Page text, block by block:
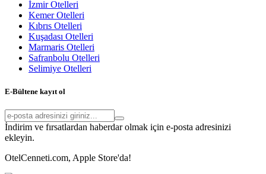
İzmir Otelleri
Kemer Otelleri
Kıbrıs Otelleri
Kuşadası Otelleri
Marmaris Otelleri
Safranbolu Otelleri
Selimiye Otelleri
E-Bültene kayıt ol
İndirim ve fırsatlardan haberdar olmak için e-posta adresinizi
ekleyin.
OtelCenneti.com, Apple Store'da!